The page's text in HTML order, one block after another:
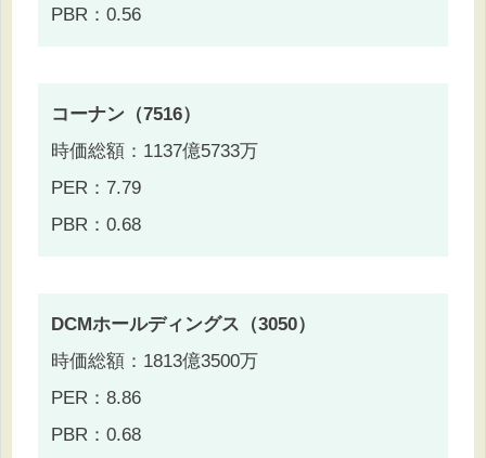
PBR：0.56
コーナン（7516）
時価総額：1137億5733万
PER：7.79
PBR：0.68
DCMホールディングス（3050）
時価総額：1813億3500万
PER：8.86
PBR：0.68